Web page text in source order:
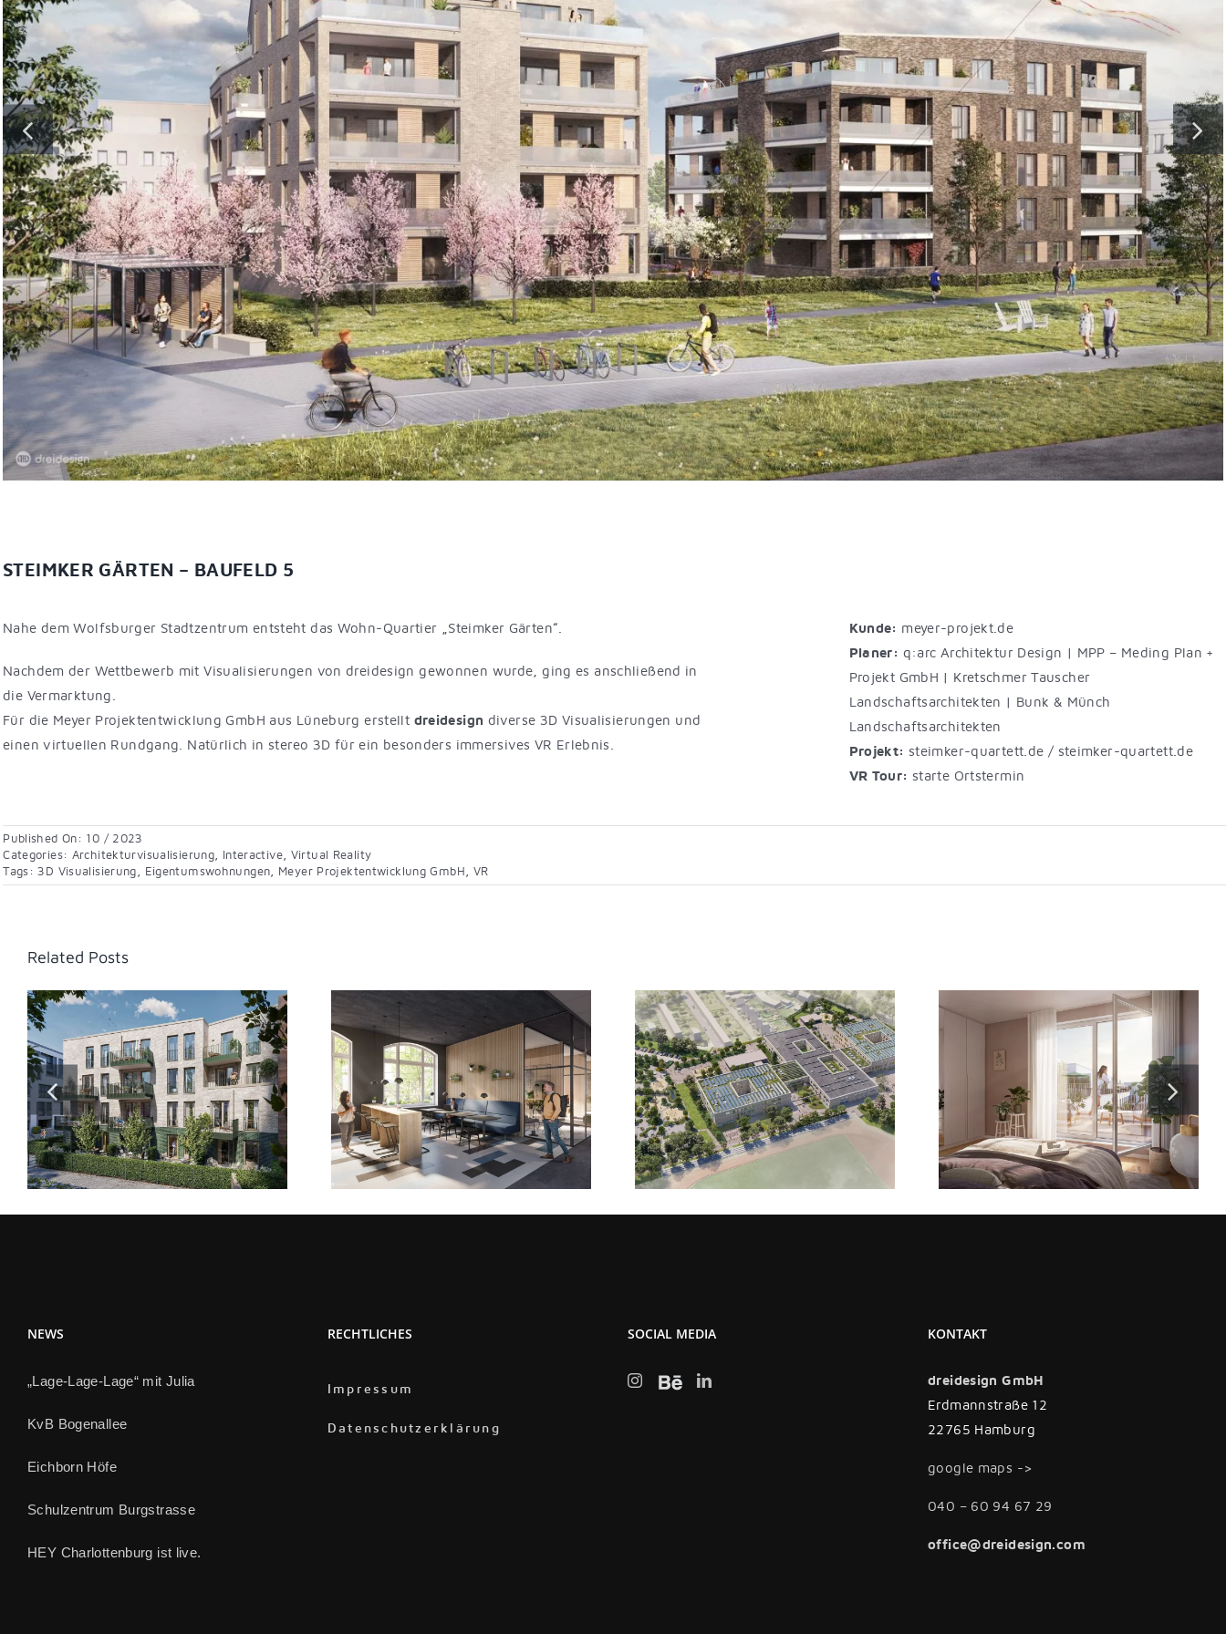
STEIMKER GÄRTEN – BAUFELD 5
Nahe dem Wolfsburger Stadtzentrum entsteht das Wohn-Quartier „Steimker Gärten“.
Nachdem der Wettbewerb mit Visualisierungen von dreidesign gewonnen wurde, ging es anschließend in
die Vermarktung.
Für die Meyer Projektentwicklung GmbH aus Lüneburg erstellt dreidesign diverse 3D Visualisierungen und
einen virtuellen Rundgang. Natürlich in stereo 3D für ein besonders immersives VR Erlebnis.
Kunde: meyer-projekt.de
Planer: q:arc Architektur Design | MPP – Meding Plan +
Projekt GmbH | Kretschmer Tauscher
Landschaftsarchitekten | Bunk & Münch
Landschaftsarchitekten
Projekt: steimker-quartett.de / steimker-quartett.de
VR Tour: starte Ortstermin
Published On: 10 / 2023
Categories: Architekturvisualisierung, Interactive, Virtual Reality
Tags:3D Visualisierung, Eigentumswohnungen, Meyer Projektentwicklung GmbH, VR
Related Posts
Eichborn Höfe Schulzentrum Burgstrasse HEY Charlottenburg ist live. KvB Bogenallee
NEWS
„Lage-Lage-Lage“ mit Julia
KvB Bogenallee
Eichborn Höfe
Schulzentrum Burgstrasse
HEY Charlottenburg ist live.
RECHTLICHES
Impressum
Datenschutzerklärung
SOCIAL MEDIA KONTAKT
dreidesign GmbH
Erdmannstraße 12
22765 Hamburg
google maps ->
040 – 60 94 67 29
office@dreidesign.com